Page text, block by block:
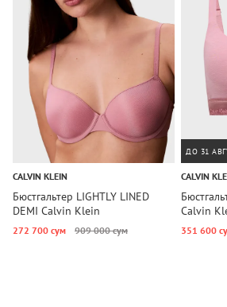
CALVIN KLEIN
Бюстгальтер LIGHTLY LINED
DEMI Calvin Klein
272 700 сум 909 000 сум
ДО 31
CALVIN
Calvin
351 600